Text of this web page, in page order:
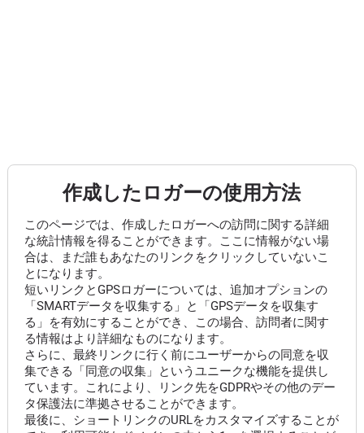
作成したロガーの使用方法
このページでは、作成したロガーへの訪問に関する詳細
な統計情報を得ることができます。ここに情報がない場
合は、まだ誰もあなたのリンクをクリックしていないこ
とになります。
短いリンクとGPSロガーについては、追加オプションの
「SMARTデータを収集する」と「GPSデータを収集す
る」を有効にすることができ、この場合、訪問者に関す
る情報はより詳細なものになります。
さらに、最終リンクに行く前にユーザーからの同意を収
集できる「同意の収集」というユニークな機能を提供し
ています。これにより、リンク先をGDPRやその他のデー
タ保護法に準拠させることができます。
最後に、ショートリンクのURLをカスタマイズすることが